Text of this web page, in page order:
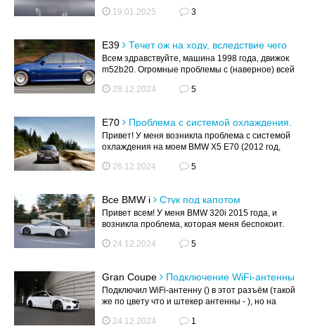
19.01.2025
3
E39
Течет ож на ходу, вследствие чего
перегревается двигатель
Всем здравствуйте, машина 1998 года, движок
m52b20. Огромные проблемы с (наверное) всей
28.12.2024
5
E70 Проблема с системой охлаждения.
Привет! У меня возникла проблема с системой
охлаждения на моем BMW X5 E70 (2012 год,
26.12.2024
5
Все BMW i Стук под капотом
Привет всем! У меня BMW 320i 2015 года, и
возникла проблема, которая меня беспокоит.
24.12.2024
5
Gran Coupe Подключение WiFi-антенны
Подключил WiFi-антенну () в этот разъём (такой
же по цвету что и штекер антенны - ), но на
24.12.2024
1